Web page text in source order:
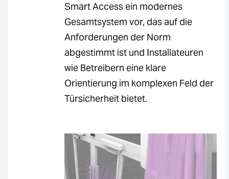
Smart Access ein modernes
Gesamtsystem vor, das auf die
Anforderungen der Norm
abgestimmt ist und Installateuren
wie Betreibern eine klare
Orientierung im komplexen Feld der
Türsicherheit bietet.